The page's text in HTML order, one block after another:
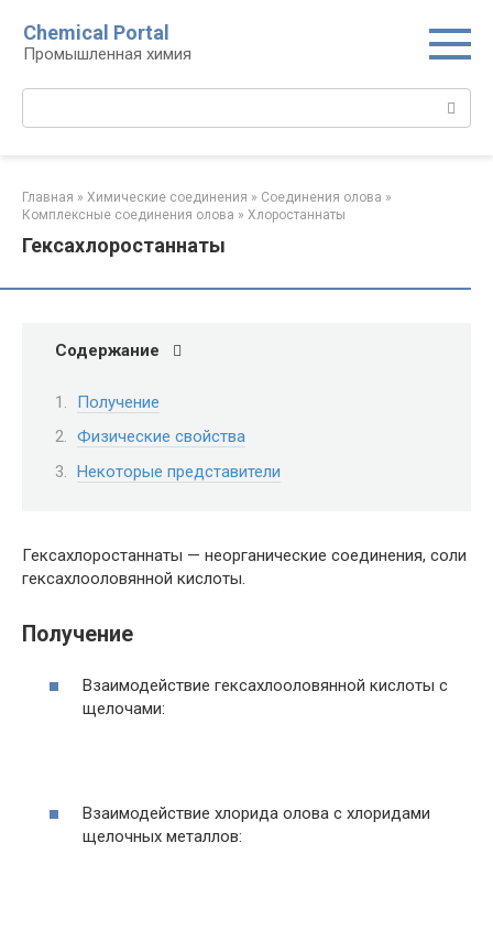
контенту
Chemical Portal
Промышленная химия
Главная » Химические соединения » Соединения олова‎ »
Комплексные соединения олова‎ » Хлоростаннаты‎
Гексахлоростаннаты
Содержание
Получение
Физические свойства
Некоторые представители
Гексахлоростаннаты — неорганические соединения, соли
гексахлооловянной кислоты.
Получение
Взаимодействие гексахлооловянной кислоты с
щелочами:
Взаимодействие хлорида олова с хлоридами
щелочных металлов: